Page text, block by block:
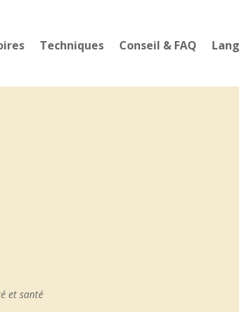
Techniques Conseil & FAQ
et santé